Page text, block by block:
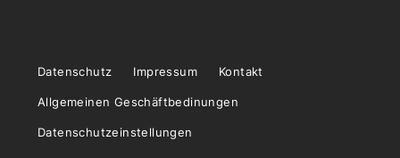
Datenschutz Impressum Kontakt
Allgemeinen Geschäftbedinungen
Datenschutzeinstellungen